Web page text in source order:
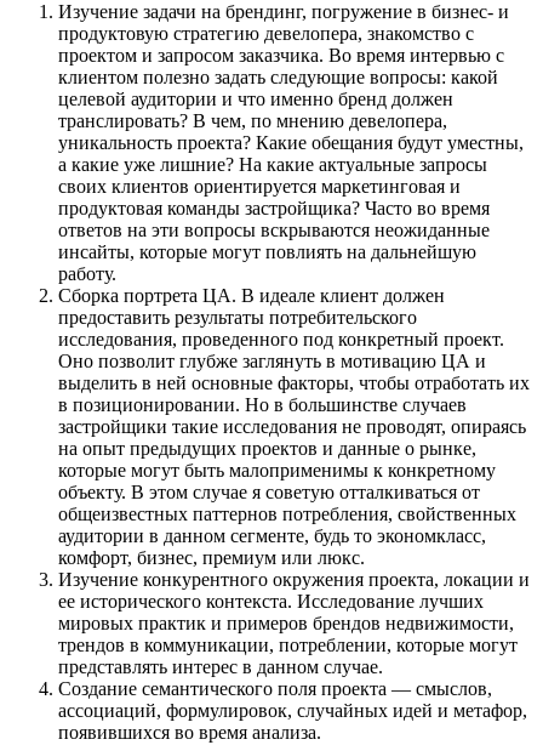
Изучение задачи на брендинг, погружение в бизнес- и
продуктовую стратегию девелопера, знакомство с
проектом и запросом заказчика. Во время интервью с
клиентом полезно задать следующие вопросы: какой
целевой аудитории и что именно бренд должен
транслировать? В чем, по мнению девелопера,
уникальность проекта? Какие обещания будут уместны,
а какие уже лишние? На какие актуальные запросы
своих клиентов ориентируется маркетинговая и
продуктовая команды застройщика? Часто во время
ответов на эти вопросы вскрываются неожиданные
инсайты, которые могут повлиять на дальнейшую
работу.
Сборка портрета ЦА. В идеале клиент должен
предоставить результаты потребительского
исследования, проведенного под конкретный проект.
Оно позволит глубже заглянуть в мотивацию ЦА и
выделить в ней основные факторы, чтобы отработать их
в позиционировании. Но в большинстве случаев
застройщики такие исследования не проводят, опираясь
на опыт предыдущих проектов и данные о рынке,
которые могут быть малоприменимы к конкретному
объекту. В этом случае я советую отталкиваться от
общеизвестных паттернов потребления, свойственных
аудитории в данном сегменте, будь то экономкласс,
комфорт, бизнес, премиум или люкс.
Изучение конкурентного окружения проекта, локации и
ее исторического контекста. Исследование лучших
мировых практик и примеров брендов недвижимости,
трендов в коммуникации, потреблении, которые могут
представлять интерес в данном случае.
Создание семантического поля проекта — смыслов,
ассоциаций, формулировок, случайных идей и метафор,
появившихся во время анализа.